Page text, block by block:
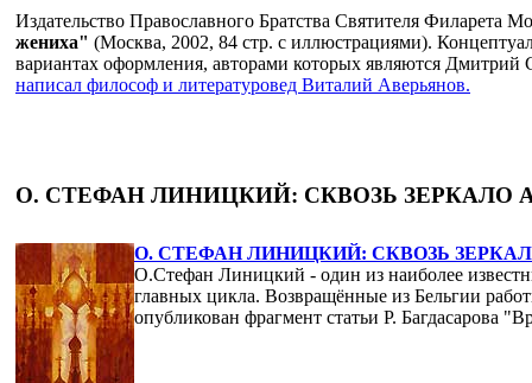
Издательство Православного Братства Святителя Филарета
жениха" (Москва, 2002, 84 стр. с иллюстрациями).
вариантах оформления, авторами которых являются
написал философ и литературовед Виталий Аверьянов.
О. СТЕФАН ЛИНИЦКИЙ: СКВОЗЬ ЗЕРКАЛО
О. СТЕФАН ЛИНИЦКИЙ: СКВОЗЬ
О.Стефан Линицкий - один из наиболее
главных цикла. Возвращённые из Бельгии
опубликован фрагмент статьи Р. Багдасарова